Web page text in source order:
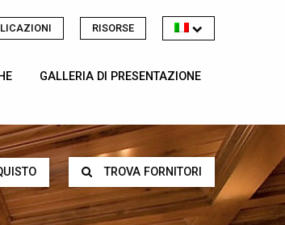
RISORSE
GALLERIA DI PRESENTAZIONE
TROVA FORNITORI